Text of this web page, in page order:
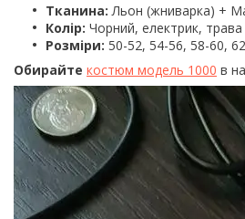
Тканина: Льон (жниварка) +
Колір: Чорний, електрик, трава
Розміри: 50-52, 54-56, 58-60,
Обирайте костюм модель 1000 в